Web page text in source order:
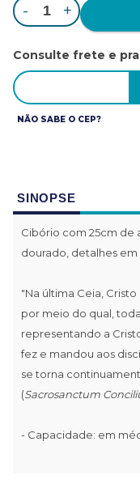
- +
Consulte frete e
NÃO SABE O CEP?
SINOPSE
Cibório com 25cm de
dourado, detalhes
"Na última Ceia,
por meio do qual,
representando a
fez e mandou aos
se torna
(Sacrosanctum
- Capacidade: em